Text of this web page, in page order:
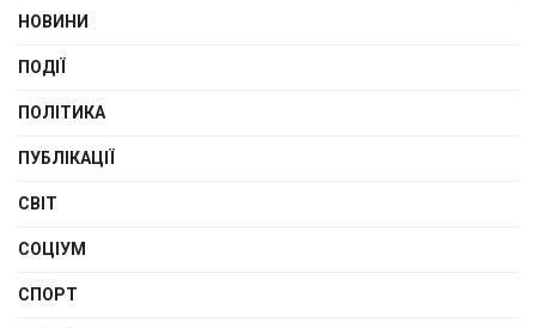
НОВИНИ
ПОДІЇ
ПОЛІТИКА
ПУБЛІКАЦІЇ
СВІТ
СОЦІУМ
СПОРТ